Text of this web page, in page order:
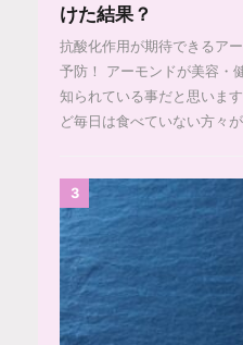
けた結果？
抗酸化作用が期待できるア
予防！ アーモンドが美容・
知られている事だと思いま
ど毎日は食べていない方々
3